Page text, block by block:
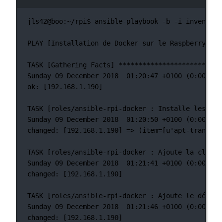
jls42@boo:~/rpi$ ansible-playbook -b -i inventory
PLAY [Installation de Docker sur le Raspberry
TASK [Gathering Facts]
Sunday 09 December 2018 01:20:47 +0100
ok:
[192.168.1.190]
TASK [roles/ansible-rpi-docker : Installe les
Sunday 09 December 2018 01:20:50 +0100
changed:
[192.168.1.190] => (item= [u'apt-
TASK [roles/ansible-rpi-docker : Ajoute la clef
Sunday 09 December 2018 01:21:41 +0100
changed:
[192.168.1.190]
TASK [roles/ansible-rpi-docker : Ajoute le dépôt
Sunday 09 December 2018 01:21:46 +0100
changed:
[192.168.1.190]